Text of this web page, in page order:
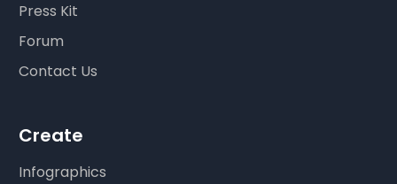
Press Kit
Forum
Contact Us
Create
Infographics